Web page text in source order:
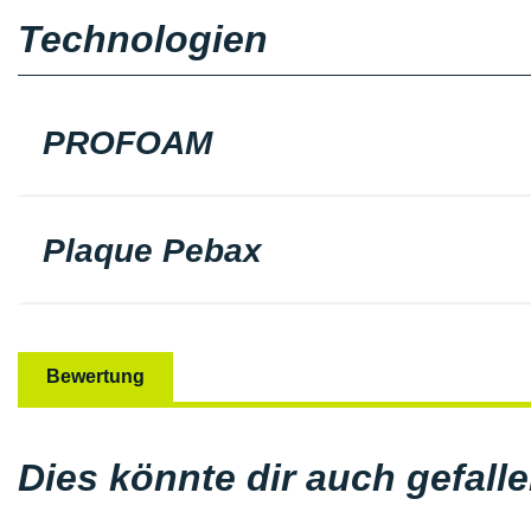
Technologien
PROFOAM
Plaque Pebax
Bewertung
Dies könnte dir auch